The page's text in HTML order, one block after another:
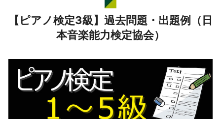
【ピアノ検定3級】過去問題・出題例（日
本音楽能力検定協会）